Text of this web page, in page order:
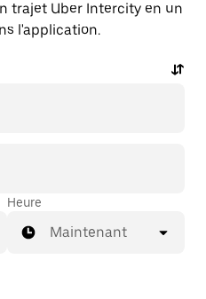
trajet Uber Intercity en un
l'application.
Heure
Maintenant